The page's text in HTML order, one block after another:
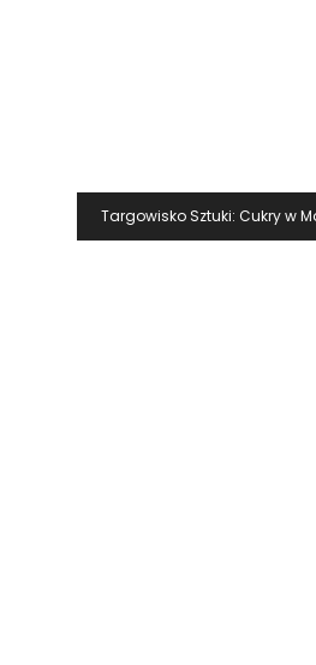
Targowisko Sztuki: Cukry w